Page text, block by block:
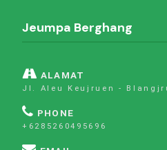
Jeumpa Berghang
ALAMAT
Jl. Aleu Keujruen -
PHONE
+6285260495696